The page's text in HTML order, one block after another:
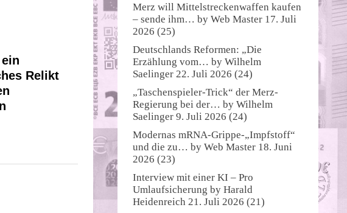
Relikt
Merz will Mittelstreckenwaffen kaufen
– sende ihm… by Web Master 17. Juli
2026 (25)
Deutschlands Reformen: „Die
Erzählung vom… by Wilhelm
Saelinger 22. Juli 2026 (24)
„Taschenspieler-Trick“ der Merz-
Regierung bei der… by Wilhelm
Saelinger 9. Juli 2026 (24)
Modernas mRNA-Grippe-„Impfstoff“
und die zu… by Web Master 18. Juni
2026 (23)
Interview mit einer KI – Pro
Umlaufsicherung by Harald
Heidenreich 21. Juli 2026 (21)